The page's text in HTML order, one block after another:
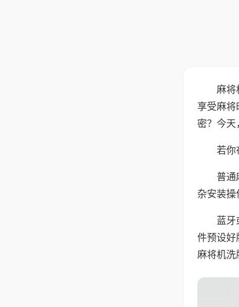
麻将
享受麻将
密？今天
若你
普通
杂安装操
蓝牙
件预设好
麻将机洗